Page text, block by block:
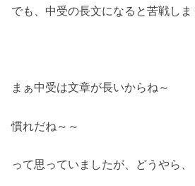
でも、中受の長文になると苦戦しま
まぁ中受は文章が長いからね～
慣れだね～～
って思っていましたが、どうやら、